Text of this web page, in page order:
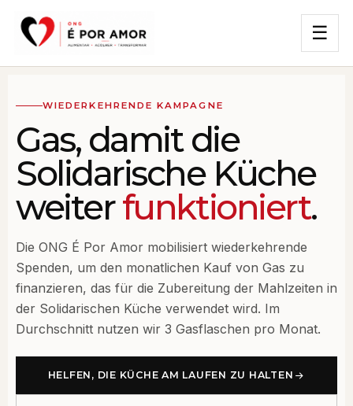
☰
WIEDERKEHRENDE KAMPAGNE
Gas, damit die
Solidarische Küche
weiterfunktioniert.
Die ONG É Por Amor mobilisiert wiederkehrende
Spenden, um den monatlichen Kauf von Gas zu
finanzieren, das für die Zubereitung der Mahlzeiten in
der Solidarischen Küche verwendet wird. Im
Durchschnitt nutzen wir 3 Gasflaschen pro Monat.
HELFEN, DIE KÜCHE AM LAUFEN ZU HALTEN